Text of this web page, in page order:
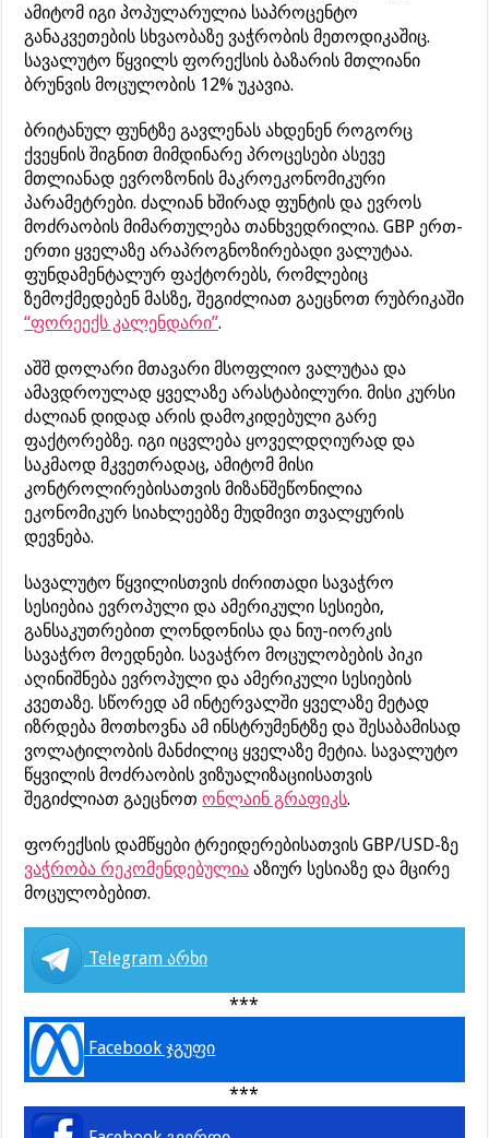
ამიტომ იგი პოპულარულია საპროცენტო
განაკვეთების სხვაობაზე ვაჭრობის მეთოდიკაშიც.
სავალუტო წყვილს ფორექსის ბაზარის მთლიანი
ბრუნვის მოცულობის 12% უკავია.
ბრიტანულ ფუნტზე გავლენას ახდენენ როგორც
ქვეყნის შიგნით მიმდინარე პროცესები ასევე
მთლიანად ევროზონის მაკროეკონომიკური
პარამეტრები. ძალიან ხშირად ფუნტის და ევროს
მოძრაობის მიმართულება თანხვედრილია. GBP ერთ-
ერთი ყველაზე არაპროგნოზირებადი ვალუტაა.
ფუნდამენტალურ ფაქტორებს, რომლებიც
ზემოქმედებენ მასზე, შეგიძლიათ გაეცნოთ რუბრიკაში
“ფორეექს კალენდარი”.
აშშ დოლარი მთავარი მსოფლიო ვალუტაა და
ამავდროულად ყველაზე არასტაბილური. მისი კურსი
ძალიან დიდად არის დამოკიდებული გარე
ფაქტორებზე. იგი იცვლება ყოველდღიურად და
საკმაოდ მკვეთრადაც, ამიტომ მისი
კონტროლირებისათვის მიზანშეწონილია
ეკონომიკურ სიახლეებზე მუდმივი თვალყურის
დევნება.
სავალუტო წყვილისთვის ძირითადი სავაჭრო
სესიებია ევროპული და ამერიკული სესიები,
განსაკუთრებით ლონდონისა და ნიუ-იორკის
სავაჭრო მოედნები. სავაჭრო მოცულობების პიკი
აღინიშნება ევროპული და ამერიკული სესიების
კვეთაზე. სწორედ ამ ინტერვალში ყველაზე მეტად
იზრდება მოთხოვნა ამ ინსტრუმენტზე და შესაბამისად
ვოლატილობის მანძილიც ყველაზე მეტია. სავალუტო
წყვილის მოძრაობის ვიზუალიზაციისათვის
შეგიძლიათ გაეცნოთონლაინ გრაფიკს.
ფორექსის დამწყები ტრეიდერებისათვის GBP/USD-ზე
ვაჭრობა რეკომენდებულია აზიურ სესიაზე და მცირე
მოცულობებით.
Telegram არხი
***
Facebook ჯგუფი
***